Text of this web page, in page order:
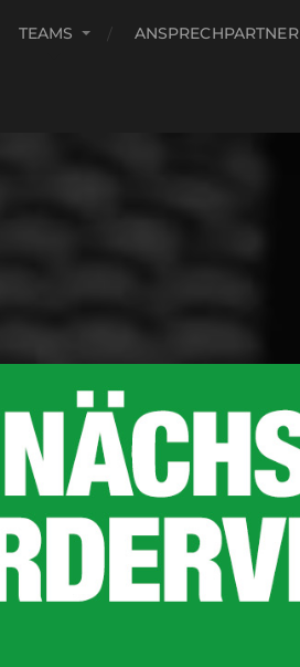
TEAMS ANSPRECHPARTNER